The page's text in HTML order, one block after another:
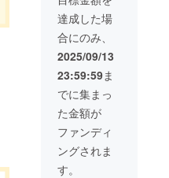
にご記
入くだ
さい。
指定施
設での
け入れ
が難し
い場合
は希望
施設と
同じ都
道府県
せてい
ただく
商品に
ついて
・数
量：10
点 ・サ
イズ：
約53cm
いただ
いた支
援金で
達成した場
合にのみ、
2025/09/13
23:59:59ま
でに集まっ
た金額が
ファンディ
ングされま
す。